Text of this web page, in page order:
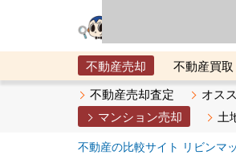
不動産売却 不動産買取
メタ住宅展示場
ベスト不
不動産売却査定 オス
マンション売却
土
不動産の比較サイト リビンマ